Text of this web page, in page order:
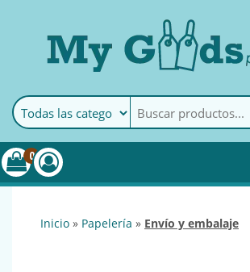
MyGoods · Papelería
My
online de
encontrar
0
inicio » papelería » envío y embalaje